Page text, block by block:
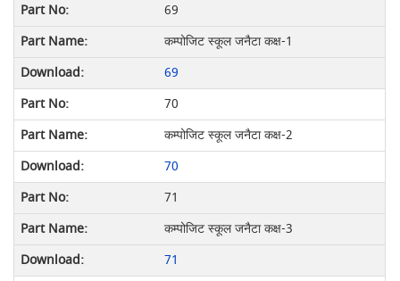
69
कम्पोजिट स्कूल जनैटा कक्ष-1
69
70
कम्पोजिट स्कूल जनैटा कक्ष-2
70
71
कम्पोजिट स्कूल जनैटा कक्ष-3
71